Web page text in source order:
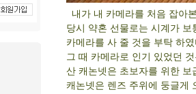
내가 내 카메라를 처음 잡아
당시 약혼 선물로는 시계가
카메라를 사 줄 것을 부탁 하
그 때 카메라로 인기 있었던
산 캐논넷은 초보자를 위한 보
캐논넷은 렌즈 주위에 둥글게